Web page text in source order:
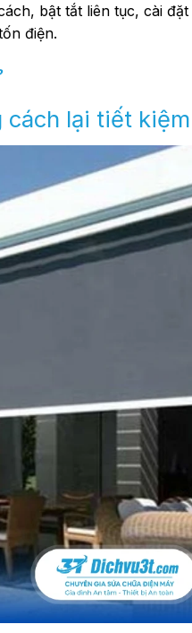
bật tắt liên tục, cài
điện.
lại tiết